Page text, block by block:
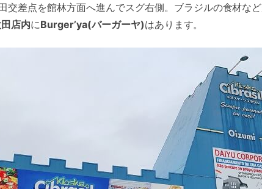
交差点を館林方面へ進んでスグ右側。ブラジルの食材な
店内にBurger’ya(バーガーヤ)はあります。